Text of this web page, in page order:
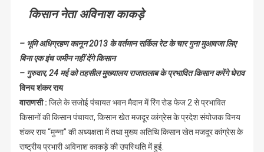
किसान नेता अविनाश काकड़े
– भूमि अधिग्रहण कानून 2013 के वर्तमान सर्किल रेट के चार गुना मुआवजा लिए
बिना एक इंच जमीन नहीं देंगे किसान
– गुरुवार, 24 मई को तहसील मुख्यालय राजातलाब के प्रभावित किसान करेंगे घेराव
विनय शंकर राय
वाराणसी : जिले के सजोई पंचायत भवन मैदान में रिंग रोड फेज 2 से प्रभावित
किसानों की किसान पंचायत, किसान खेत मजदूर कांग्रेस के प्रदेश संयोजक विनय
शंकर राय “मुन्ना” की अध्यक्षता में तथा मुख्य अतिथि किसान खेत मजदूर कांग्रेस के
राष्ट्रीय प्रभारी अविनाश काकड़े की उपस्थिति में हुई.